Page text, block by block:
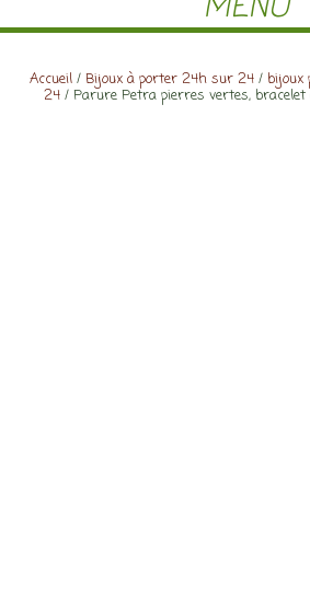
Accueil/ Bijoux à porter 24h sur 24/
24 / Parure Petra pierres vertes, bracelet